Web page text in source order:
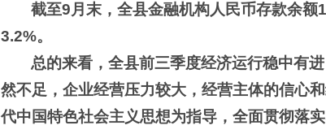
截至9月末，全县金融机构人民币存款余
3.2%。
总的来看，全县前三季度经济运行稳中有
然不足，企业经营压力较大，经营主体的信心
代中国特色社会主义思想为指导，全面贯彻落